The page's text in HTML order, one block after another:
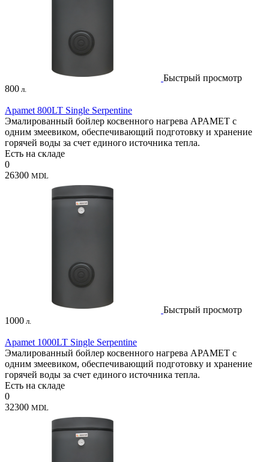
Быстрый просмотр
800 л.
Apamet 800LT Single Serpentine
Эмалированный бойлер косвенного нагрева APAMET с
одним змеевиком, обеспечивающий подготовку и хранение
горячей воды за счет единого источника тепла.
Есть на складе
0
26300 MDL
Быстрый просмотр
1000 л.
Apamet 1000LT Single Serpentine
Эмалированный бойлер косвенного нагрева APAMET с
одним змеевиком, обеспечивающий подготовку и хранение
горячей воды за счет единого источника тепла.
Есть на складе
0
32300 MDL